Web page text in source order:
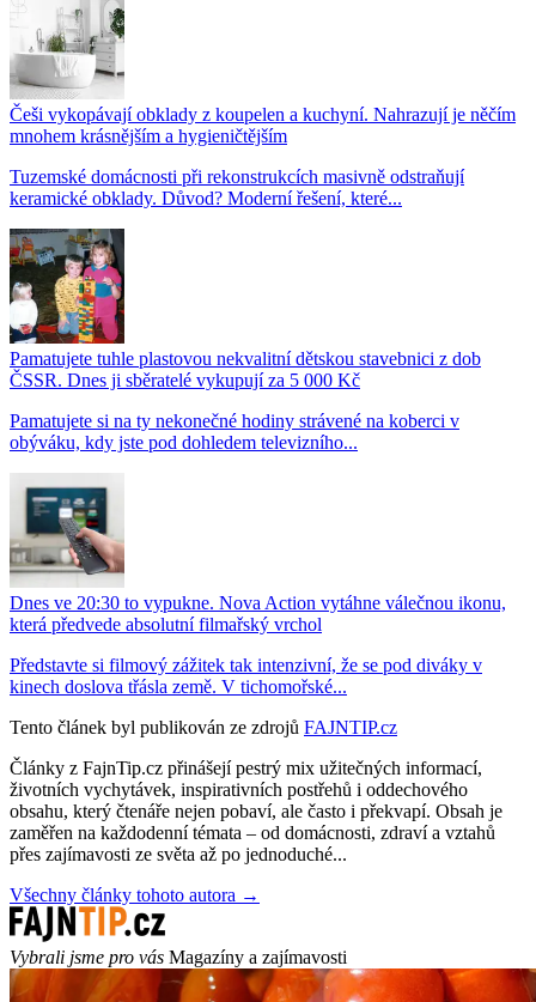
Češi vykopávají obklady z koupelen a kuchyní. Nahrazují je něčím
mnohem krásnějším a hygieničtějším
Tuzemské domácnosti při rekonstrukcích masivně odstraňují
keramické obklady. Důvod? Moderní řešení, které...
Pamatujete tuhle plastovou nekvalitní dětskou stavebnici z dob
ČSSR. Dnes ji sběratelé vykupují za 5 000 Kč
Pamatujete si na ty nekonečné hodiny strávené na koberci v
obýváku, kdy jste pod dohledem televizního...
Dnes ve 20:30 to vypukne. Nova Action vytáhne válečnou ikonu,
která předvede absolutní filmařský vrchol
Představte si filmový zážitek tak intenzivní, že se pod diváky v
kinech doslova třásla země. V tichomořské...
Tento článek byl publikován ze zdrojů FAJNTIP.cz
Články z FajnTip.cz přinášejí pestrý mix užitečných informací,
životních vychytávek, inspirativních postřehů i oddechového
obsahu, který čtenáře nejen pobaví, ale často i překvapí. Obsah je
zaměřen na každodenní témata – od domácnosti, zdraví a vztahů
přes zajímavosti ze světa až po jednoduché...
Všechny články tohoto autora →
Vybrali jsme pro vás Magazíny a zajímavosti